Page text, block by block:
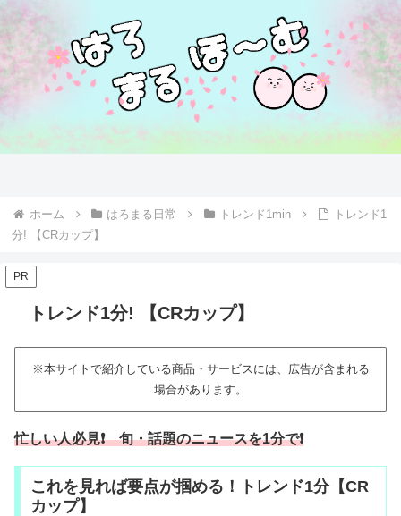
ホーム はろまる日常 トレンド1min
トレンド1
分! 【CRカップ】
PR
トレンド1分! 【CRカップ】
※本サイトで紹介している商品・サービスには、広告が含まれる
場合があります。
忙しい人必見❗ 旬・話題のニュースを1分で❗
これを見れば要点が掴める！トレンド1分【CR
カップ】